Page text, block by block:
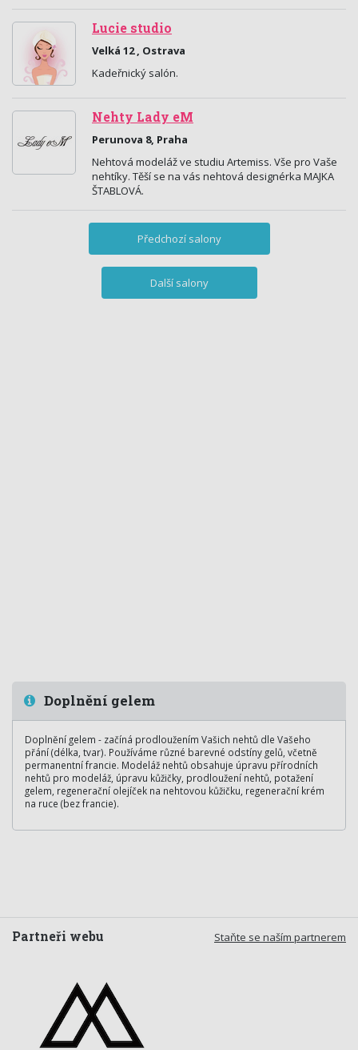
Lucie studio
Velká 12 , Ostrava
Kadeřnický salón.
Nehty Lady eM
Perunova 8, Praha
Nehtová modeláž ve studiu Artemiss. Vše pro Vaše
nehtíky. Těší se na vás nehtová designérka MAJKA
ŠTABLOVÁ.
Předchozí salony
Další salony
Doplnění gelem
Doplnění gelem - začíná prodloužením Vašich nehtů dle Vašeho
přání (délka, tvar). Používáme různé barevné odstíny gelů, včetně
permanentní francie. Modeláž nehtů obsahuje úpravu přírodních
nehtů pro modeláž, úpravu kůžičky, prodloužení nehtů, potažení
gelem, regenerační olejíček na nehtovou kůžičku, regenerační krém
na ruce (bez francie).
Staňte se naším partnerem
Partneři webu